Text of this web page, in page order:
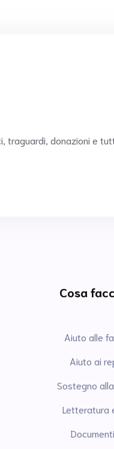
traguardi, donazioni e
Cosa
Aiuto alle
Aiuto ai
Sostegno
Letteratura